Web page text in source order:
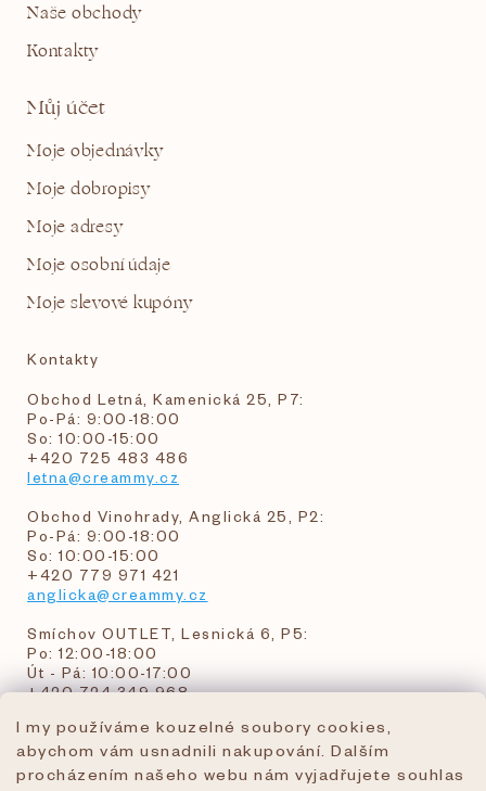
I my používáme kouzelné soubory cookies,
abychom vám usnadnili nakupování. Dalším
procházením našeho webu nám vyjadřujete souhlas
Naše obchody
Kontakty
Můj účet
Moje objednávky
Moje dobropisy
Moje adresy
Moje osobní údaje
Moje slevové kupóny
Kontakty
Obchod Letná, Kamenická 25, P7:
Po-Pá: 9:00-18:00
So: 10:00-15:00
+420 725 483 486
letna@creammy.cz
Obchod Vinohrady, Anglická 25, P2:
Po-Pá: 9:00-18:00
So: 10:00-15:00
+420 779 971 421
anglicka@creammy.cz
Smíchov OUTLET, Lesnická 6, P5:
Po: 12:00-18:00
Út - Pá: 10:00-17:00
+420 724 349 968
objednavky@creammy.cz